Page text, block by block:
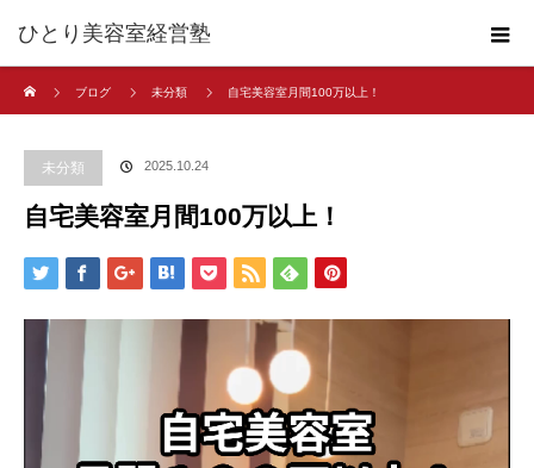
ひとり美容室経営塾
ブログ
未分類 自宅美容室月間100万以上！
未分類 2025.10.24
自宅美容室月間100万以上！